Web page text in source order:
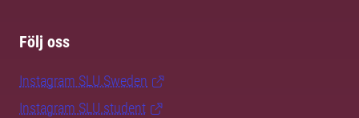
Följ oss
Instagram SLU.Sweden
Instagram SLU.student